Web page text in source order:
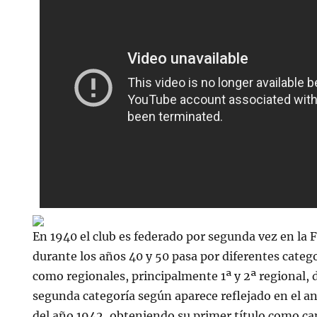
En 1940 el club es federado por segunda vez en la
durante los años 40 y 50 pasa por diferentes
como regionales, principalmente 1ª y 2ª regional,
segunda categoría según aparece reflejado en el